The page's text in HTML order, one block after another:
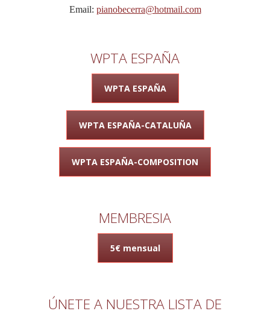
Email: pianobecerra@hotmail.com
WPTA ESPAÑA
WPTA ESPAÑA
WPTA ESPAÑA-CATALUÑA
WPTA ESPAÑA-COMPOSITION
MEMBRESIA
5€ mensual
ÚNETE A NUESTRA LISTA DE